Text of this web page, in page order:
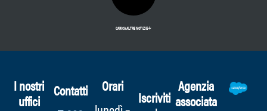
CARICA ALTRE NOTIZIE
I nostri
uffici
Contatti
Orari
Iscriviti
Agenzia
associata